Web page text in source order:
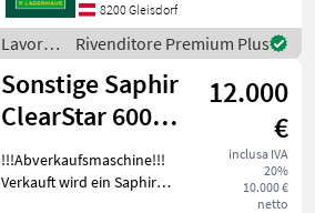
8200 Gleisdorf
Lavorazione
terreno
/
Hatzenbichler
Rivenditore Premium Plus
Sonstige Saphir
ClearStar 600
Strohstriegel
12.000
€
inclusa IVA
20%
10.000 €
netto
!!!Abverkaufsmaschine!!!
Verkauft wird ein Saphir